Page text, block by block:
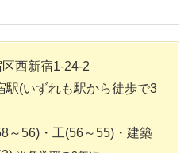
西新宿1-24-2
駅(いずれも駅から徒歩で3
～56)・工(56～55)・建築